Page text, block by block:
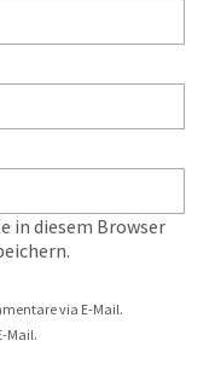
in diesem Browser
via E-Mail.
Mail.